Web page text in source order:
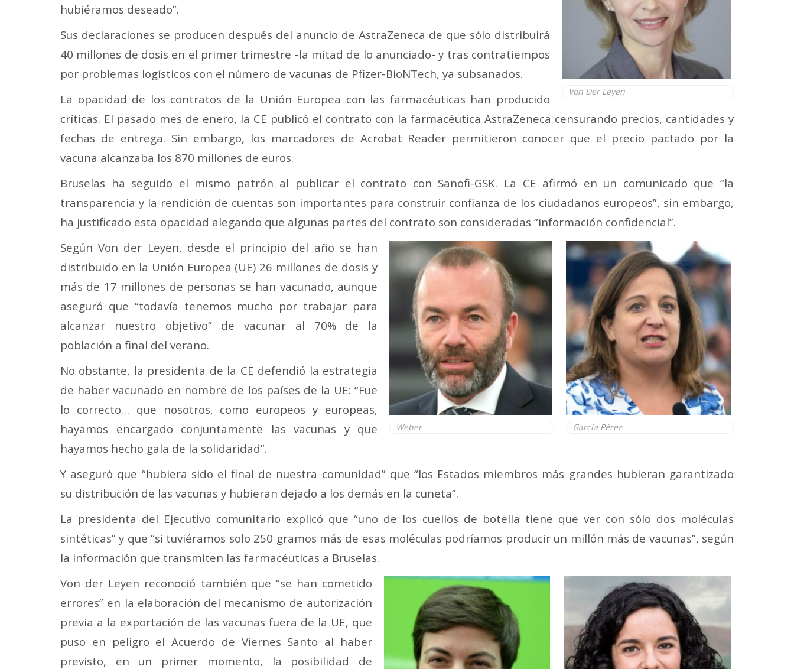
Von Der Leyen
hubiéramos deseado”.
Sus declaraciones se producen después del anuncio de AstraZeneca de que sólo distribuirá
40 millones de dosis en el primer trimestre -la mitad de lo anunciado- y tras contratiempos
por problemas logísticos con el número de vacunas de Pfizer-BioNTech, ya subsanados.
La opacidad de los contratos de la Unión Europea con las farmacéuticas han producido
críticas. El pasado mes de enero, la CE publicó el contrato con la farmacéutica AstraZeneca censurando precios, cantidades y
fechas de entrega. Sin embargo, los marcadores de Acrobat Reader permitieron conocer que el precio pactado por la
vacuna alcanzaba los 870 millones de euros.
Bruselas ha seguido el mismo patrón al publicar el contrato con Sanofi-GSK. La CE afirmó en un comunicado que “la
transparencia y la rendición de cuentas son importantes para construir confianza de los ciudadanos europeos”, sin embargo,
ha justificado esta opacidad alegando que algunas partes del contrato son consideradas “información confidencial”.
García Pérez
Weber
Según Von der Leyen, desde el principio del año se han
distribuido en la Unión Europea (UE) 26 millones de dosis y
más de 17 millones de personas se han vacunado, aunque
aseguró que “todavía tenemos mucho por trabajar para
alcanzar nuestro objetivo” de vacunar al 70% de la
población a final del verano.
No obstante, la presidenta de la CE defendió la estrategia
de haber vacunado en nombre de los países de la UE: “Fue
lo correcto… que nosotros, como europeos y europeas,
hayamos encargado conjuntamente las vacunas y que
hayamos hecho gala de la solidaridad”.
Y aseguró que “hubiera sido el final de nuestra comunidad” que “los Estados miembros más grandes hubieran garantizado
su distribución de las vacunas y hubieran dejado a los demás en la cuneta”.
La presidenta del Ejecutivo comunitario explicó que “uno de los cuellos de botella tiene que ver con sólo dos moléculas
sintéticas” y que “si tuviéramos solo 250 gramos más de esas moléculas podríamos producir un millón más de vacunas”, según
la información que transmiten las farmacéuticas a Bruselas.
Von der Leyen reconoció también que “se han cometido
errores” en la elaboración del mecanismo de autorización
previa a la exportación de las vacunas fuera de la UE, que
puso en peligro el Acuerdo de Viernes Santo al haber
previsto, en un primer momento, la posibilidad de